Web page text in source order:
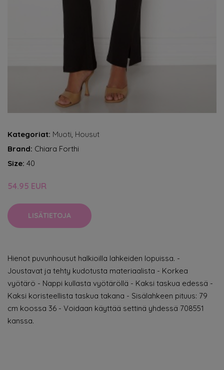
Kategoriat: Muoti, Housut
Brand: Chiara Forthi
Size: 40
54.95 EUR
LISÄTIETOJA
Hienot puvunhousut halkioilla lahkeiden lopuissa. -
Joustavat ja tehty kudotusta materiaalista - Korkea
vyötärö - Nappi kullasta vyötäröllä - Kaksi taskua edessä -
Kaksi koristeellista taskua takana - Sisälahkeen pituus: 79
cm koossa 36 - Voidaan käyttää settinä yhdessä 708551
kanssa.